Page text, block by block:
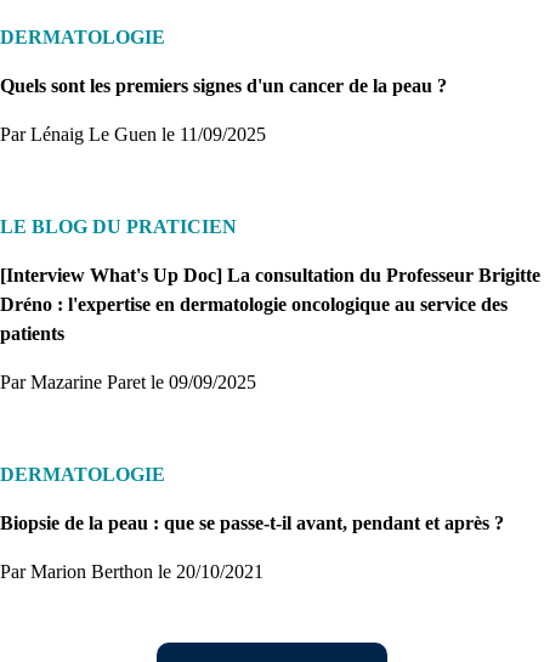
DERMATOLOGIE
Quels sont les premiers signes d'un cancer de la peau ?
Par Lénaig Le Guen le 11/09/2025
LE BLOG DU PRATICIEN
[Interview What's Up Doc] La consultation du Professeur Brigitte
Dréno : l'expertise en dermatologie oncologique au service des
patients
Par Mazarine Paret le 09/09/2025
DERMATOLOGIE
Biopsie de la peau : que se passe-t-il avant, pendant et après ?
Par Marion Berthon le 20/10/2021